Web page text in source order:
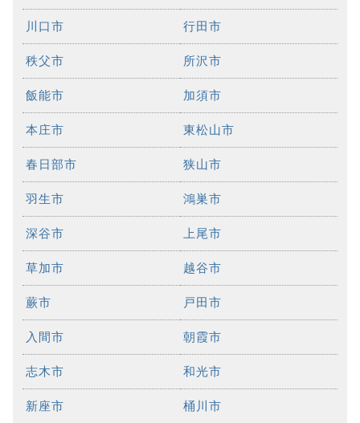
川口市 行田市
秩父市 所沢市
飯能市 加須市
本庄市 東松山市
春日部市 狭山市
羽生市 鴻巣市
深谷市 上尾市
草加市 越谷市
蕨市 戸田市
入間市 朝霞市
志木市 和光市
新座市 桶川市